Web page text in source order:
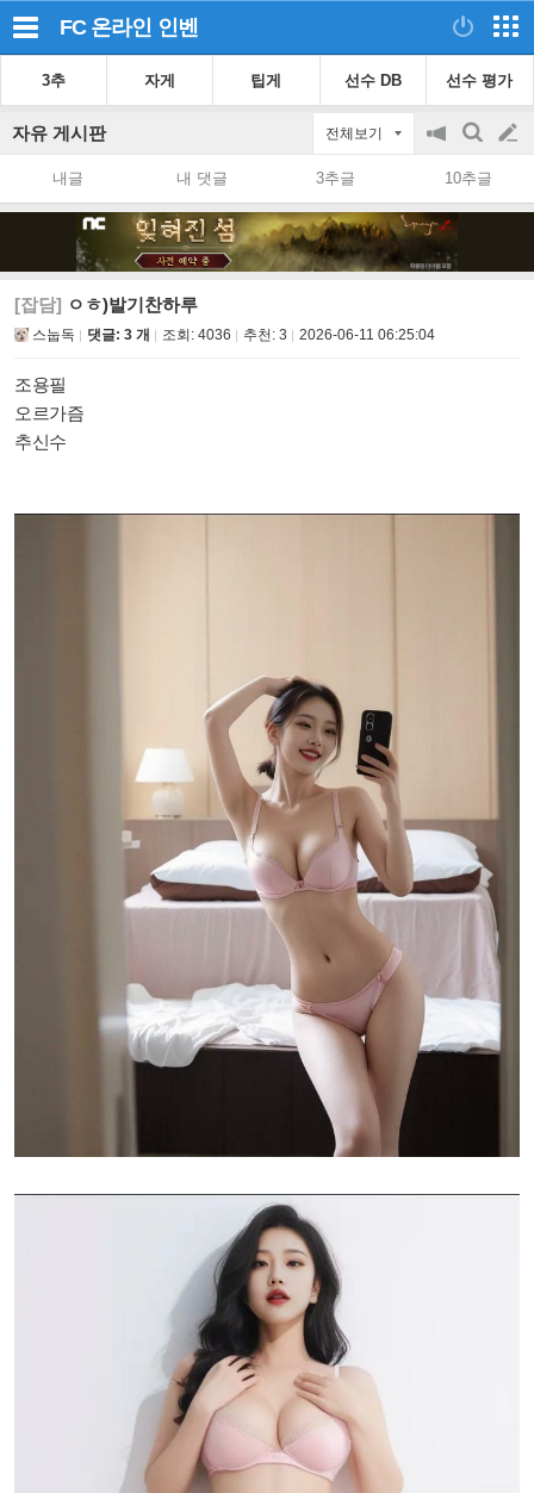
FC 온라인 인벤
3추 자게 팁게 선수 DB 선수 평가
자유 게시판 전체보기
공
지
on/off
검
색
글
쓰
내글 내 댓글 3추글 10추글
[잡담] ㅇㅎ)발기찬하루
스눕독 댓글: 3 개 조회: 4036 추천: 3 2026-06-11 06:25:04
조용필
오르가즘
추신수